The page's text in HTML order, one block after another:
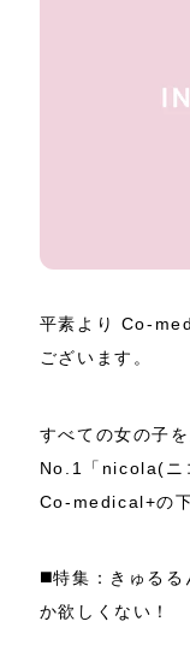
平素より Co-
ございます。
すべての女の子
No.1「nicola(ニ
Co-medical+の下
◼️特集：きゅる
か欲しくない！